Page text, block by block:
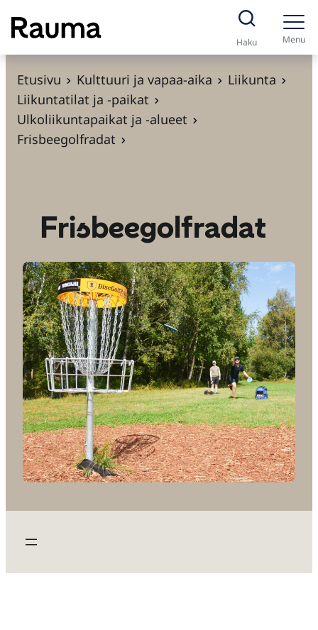
S
i
Haku Menu
Etusivu Kulttuuri ja vapaa-aika
Liikunta
Liikuntatilat ja -paikat
Ulkoliikuntapaikat ja -alueet
Frisbeegolfradat
Frisbeegolfradat